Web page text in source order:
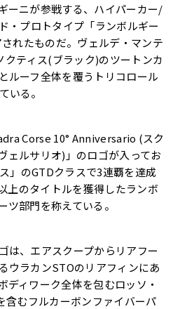
ーニが参戦する、ハイパーカー/
・プロトタイプ「ランボルギー
れたものだ。ヴェルデ・マンテ
クティス(ブラック)のツートンカ
ルーフ全体を覆うトリコロール
いる。
Corse 10° Anniversario (スク
ェルサリオ)」のロゴが入ってお
」のGTDクラスで3連覇を達成
上のタイトルを獲得したランボ
ツ部門を称えている。
は、エアスクープからリアフー
ウラカンSTOのリアフィンにあ
ディワーク全体を包むロッソ・
含むフルカーボンファイバーパ